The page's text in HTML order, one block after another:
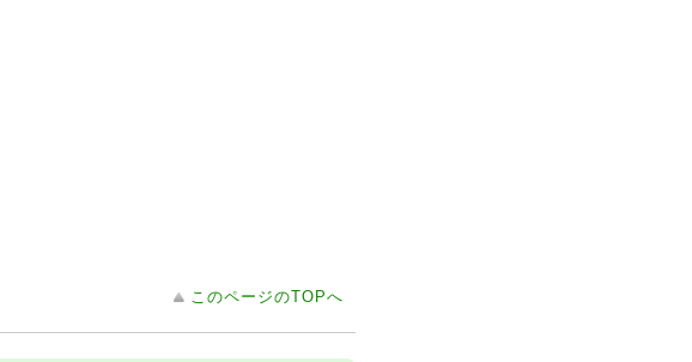
このページのTOPへ